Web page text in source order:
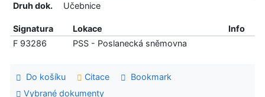
Druh dok.
Učebnice
Signatura Lokace
Info
F 93286
PSS - Poslanecká sněmovna
Do košíku Citace
Bookmark
Vybrané dokumenty